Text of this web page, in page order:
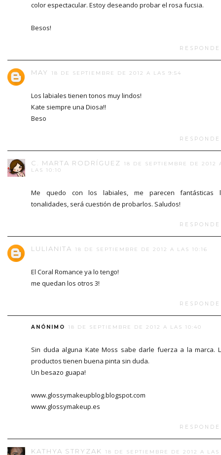
color espectacular. Estoy deseando probar el rosa fucsia.
Besos!
MAY 18 DE SEPTIEMBRE DE 2012 A LAS 9:54
Los labiales tienen tonos muy lindos!
Kate siempre una Diosa!!
Beso
C. MARTA RODRÍGUEZ
18 DE SEPTIEMBRE DE 2012
LAS 10:10
Me quedo con los labiales, me parecen fantásticas
tonalidades, será cuestión de probarlos. Saludos!
LULIANITA 18 DE SEPTIEMBRE DE 2012 A LAS 10:16
El Coral Romance ya lo tengo!
me quedan los otros 3!
ANÓNIMO 18 DE SEPTIEMBRE DE 2012 A LAS 10:40
Sin duda alguna Kate Moss sabe darle fuerza a la marca.
productos tienen buena pinta sin duda.
Un besazo guapa!
www.glossymakeupblog.blogspot.com
www.glossymakeup.es
KATHYA STRYZAK 18 DE SEPTIEMBRE DE 2012 A LAS